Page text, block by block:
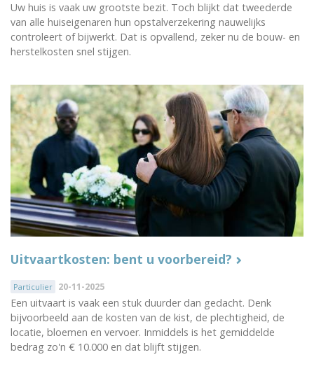
Uw huis is vaak uw grootste bezit. Toch blijkt dat tweederde
van alle huiseigenaren hun opstalverzekering nauwelijks
controleert of bijwerkt. Dat is opvallend, zeker nu de bouw- en
herstelkosten snel stijgen.
Uitvaartkosten: bent u voorbereid?
Particulier 20-11-2025
Een uitvaart is vaak een stuk duurder dan gedacht. Denk
bijvoorbeeld aan de kosten van de kist, de plechtigheid, de
locatie, bloemen en vervoer. Inmiddels is het gemiddelde
bedrag zo'n € 10.000 en dat blijft stijgen.